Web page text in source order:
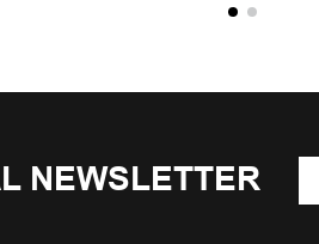
NEWSLETTER